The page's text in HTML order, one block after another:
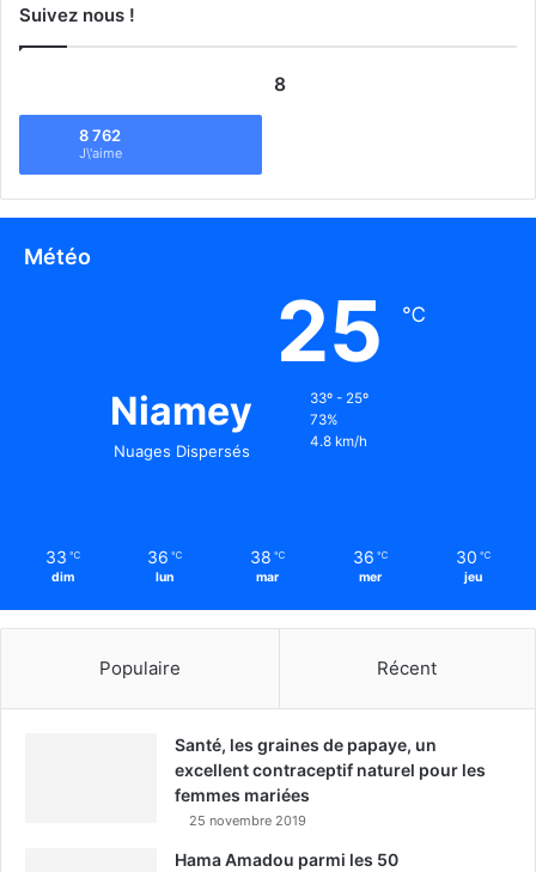
Suivez nous !
8
8 762
J\'aime
Météo
Niamey
Nuages Dispersés
25 ℃
33º - 25º
73%
4.8 km/h
33 ℃
dim
36 ℃
lun
38 ℃
mar
36 ℃
mer
30 ℃
jeu
Populaire Récent
Santé, les graines de papaye, un
excellent contraceptif naturel pour les
femmes mariées
25 novembre 2019
Hama Amadou parmi les 50